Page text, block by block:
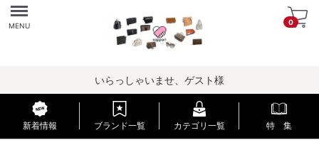
Menu
MENU 0
いらっしゃいませ、ゲスト様
新着情報 ブランド一覧 カテゴリ一覧 特 集